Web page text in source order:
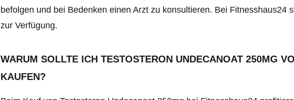
befolgen und bei Bedenken einen Arzt zu konsultieren. Bei Fitnesshaus24
zur Verfügung.
WARUM SOLLTE ICH TESTOSTERON UNDECANOAT 250MG
KAUFEN?